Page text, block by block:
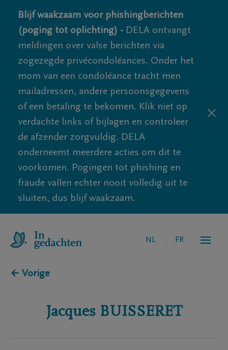
Blijf waakzaam voor phishingberichten
(poging tot oplichting) - DELA ontvangt
meldingen over valse berichten via
zogezegde privécondoléances. Onder het
mom van een condoléance tracht men
mailadressen, andere persoonsgegevens
of een betaling te bekomen. Klik niet op
verdachte links of bijlagen en controleer
de afzender zorgvuldig. DELA
onderneemt meerdere acties om dit te
voorkomen. Pogingen tot phishing en
fraude vallen echter nooit volledig uit te
sluiten, dus blijf waakzaam.
NL FR
← Vorige
Jacques BUISSERET